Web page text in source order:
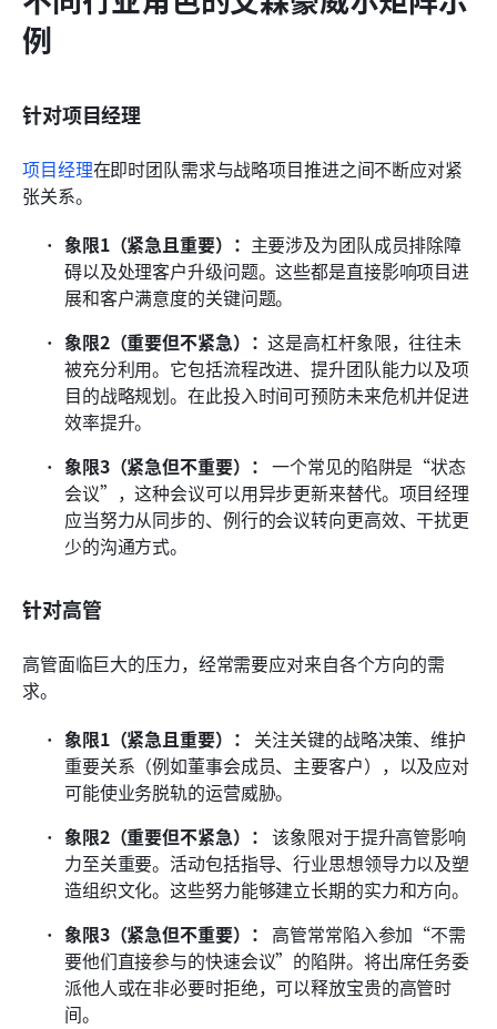
例
针对项目经理
项目经理在即时团队需求与战略项目推进之间不断应对紧
张关系。
象限1（紧急且重要）： 主要涉及为团队成员排除障
碍以及处理客户升级问题。这些都是直接影响项目进
展和客户满意度的关键问题。
象限2（重要但不紧急）：这是高杠杆象限，往往未
被充分利用。它包括流程改进、提升团队能力以及项
目的战略规划。在此投入时间可预防未来危机并促进
效率提升。
象限3（紧急但不重要）： 一个常见的陷阱是“状态
会议”，这种会议可以用异步更新来替代。项目经理
应当努力从同步的、例行的会议转向更高效、干扰更
少的沟通方式。
针对高管
高管面临巨大的压力，经常需要应对来自各个方向的需
求。
象限1（紧急且重要）： 关注关键的战略决策、维护
重要关系（例如董事会成员、主要客户），以及应对
可能使业务脱轨的运营威胁。
象限2（重要但不紧急）： 该象限对于提升高管影响
力至关重要。活动包括指导、行业思想领导力以及塑
造组织文化。这些努力能够建立长期的实力和方向。
象限3（紧急但不重要）： 高管常常陷入参加“不需
要他们直接参与的快速会议”的陷阱。将出席任务委
派他人或在非必要时拒绝，可以释放宝贵的高管时
间。